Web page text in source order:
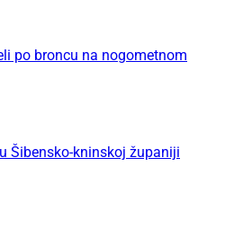
po broncu na nogometnom
Šibensko-kninskoj županiji